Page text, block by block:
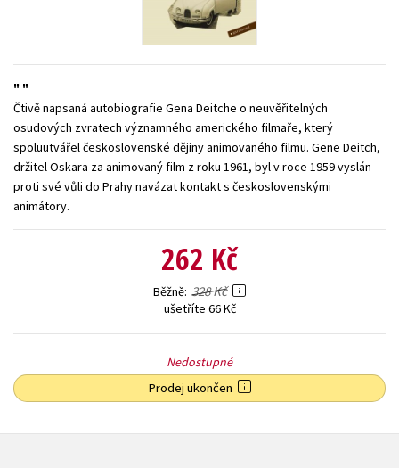
Zahraniční literatura
Všechny tituly
Čtivě napsaná autobiografie Gena Deitche o neuvěřitelných
osudových zvratech významného amerického filmaře, který
spoluutvářel československé dějiny animovaného filmu. Gene Deitch,
držitel Oskara za animovaný film z roku 1961, byl v roce 1959 vyslán
proti své vůli do Prahy navázat kontakt s československými
animátory.
262 Kč
Běžně 328 Kč
ušetříte 66 Kč
Nedostupné
Prodej ukončen